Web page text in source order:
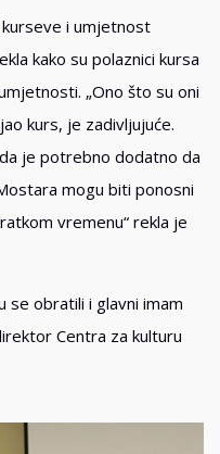
i umjetnost
kako su polaznici kursa
„Ono što su oni
kurs, je zadivljujuće.
je potrebno dodatno da
mogu biti ponosni
vremenu“ rekla je
se obratili i glavni imam
Centra za kulturu